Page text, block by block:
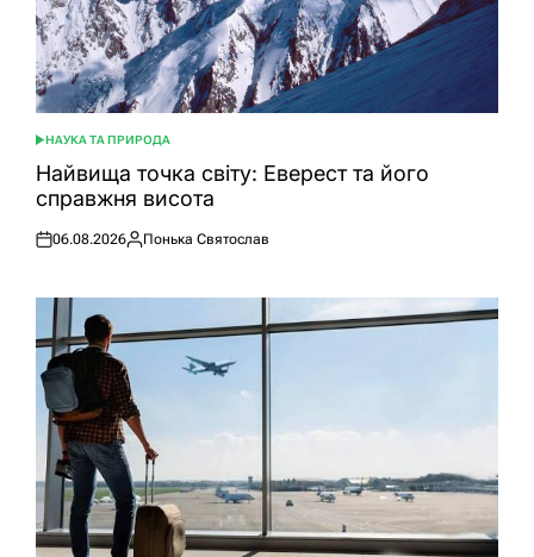
ОПУБЛІКУВАТИ
У
НАУКА ТА ПРИРОДА
Найвища точка світу: Еверест та його
справжня висота
Оприлюднено
06.08.2026
Опубліковано
Понька Святослав